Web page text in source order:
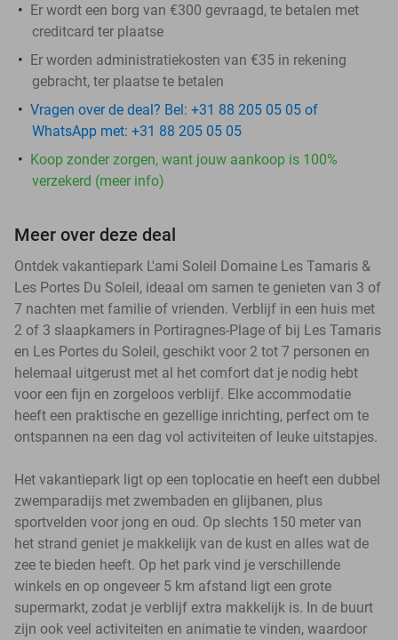
Er wordt een borg van €300 gevraagd, te betalen met
creditcard ter plaatse
Er worden administratiekosten van €35 in rekening
gebracht, ter plaatse te betalen
Vragen over de deal? Bel: +31 88 205 05 05 of
WhatsApp met: +31 88 205 05 05
Koop zonder zorgen, want jouw aankoop is 100%
verzekerd (meer info)
Meer over deze deal
Ontdek vakantiepark L'ami Soleil Domaine Les Tamaris &
Les Portes Du Soleil, ideaal om samen te genieten van 3 of
7 nachten met familie of vrienden. Verblijf in een huis met
2 of 3 slaapkamers in Portiragnes-Plage of bij Les Tamaris
en Les Portes du Soleil, geschikt voor 2 tot 7 personen en
helemaal uitgerust met al het comfort dat je nodig hebt
voor een fijn en zorgeloos verblijf. Elke accommodatie
heeft een praktische en gezellige inrichting, perfect om te
ontspannen na een dag vol activiteiten of leuke uitstapjes.
Het vakantiepark ligt op een toplocatie en heeft een dubbel
zwemparadijs met zwembaden en glijbanen, plus
sportvelden voor jong en oud. Op slechts 150 meter van
het strand geniet je makkelijk van de kust en alles wat de
zee te bieden heeft. Op het park vind je verschillende
winkels en op ongeveer 5 km afstand ligt een grote
supermarkt, zodat je verblijf extra makkelijk is. In de buurt
zijn ook veel activiteiten en animatie te vinden, waardoor